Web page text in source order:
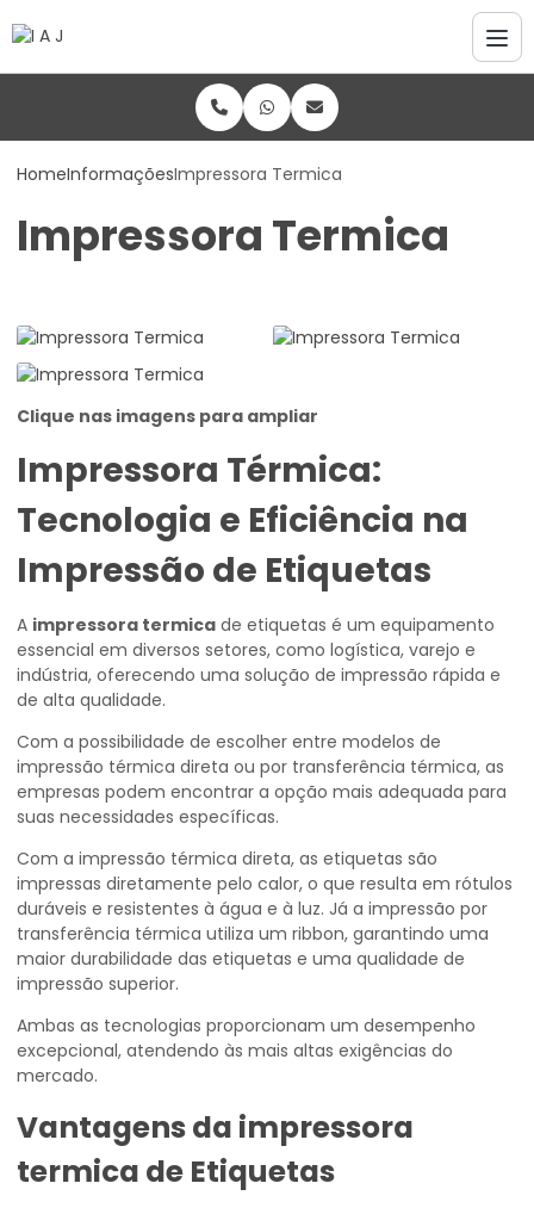
HomeInformaçõesImpressora Termica
Impressora Termica
Clique nas imagens para ampliar
Impressora Térmica:
Tecnologia e Eficiência na
Impressão de Etiquetas
A impressora termica de etiquetas é um equipamento
essencial em diversos setores, como logística, varejo e
indústria, oferecendo uma solução de impressão rápida e
de alta qualidade.
Com a possibilidade de escolher entre modelos de
impressão térmica direta ou por transferência térmica, as
empresas podem encontrar a opção mais adequada para
suas necessidades específicas.
Com a impressão térmica direta, as etiquetas são
impressas diretamente pelo calor, o que resulta em rótulos
duráveis e resistentes à água e à luz. Já a impressão por
transferência térmica utiliza um ribbon, garantindo uma
maior durabilidade das etiquetas e uma qualidade de
impressão superior.
Ambas as tecnologias proporcionam um desempenho
excepcional, atendendo às mais altas exigências do
mercado.
Vantagens da impressora
termica de Etiquetas